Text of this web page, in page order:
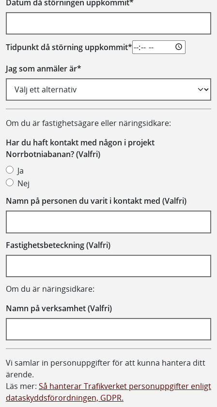
Datum då störningen uppkommit*
Tidpunkt då störning uppkommit*
Jag som anmäler är*
Om du är fastighetsägare eller näringsidkare:
Har du haft kontakt med någon i projekt
Norrbotniabanan? (Valfri)
Ja
Nej
Namn på personen du varit i kontakt med (Valfri)
Fastighetsbeteckning (Valfri)
Om du är näringsidkare:
Namn på verksamhet (Valfri)
Vi samlar in personuppgifter för att kunna hantera ditt
ärende.
Läs mer: Så hanterar Trafikverket personuppgifter enligt
dataskyddsförordningen, GDPR.